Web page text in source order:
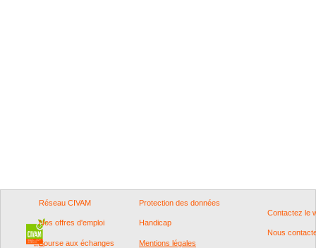
Réseau CIVAM
Nos offres d'emploi
Bourse aux échanges
Protection des données
Handicap
Mentions légales
Contactez le
Nous